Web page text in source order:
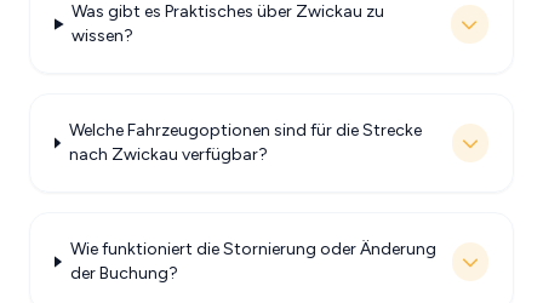
Was gibt es Praktisches über Zwickau zu
wissen?
Welche Fahrzeugoptionen sind für die Strecke
nach Zwickau verfügbar?
Wie funktioniert die Stornierung oder Änderung
der Buchung?